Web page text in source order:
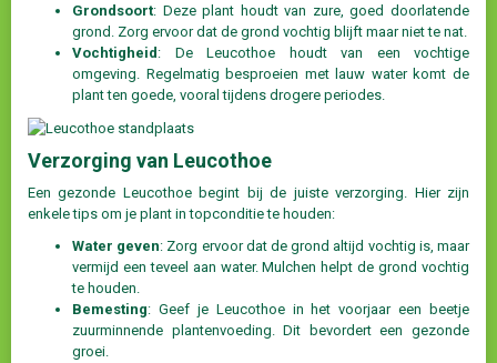
Grondsoort: Deze plant houdt van zure, goed doorlatende
grond. Zorg ervoor dat de grond vochtig blijft maar niet te nat.
Vochtigheid : De Leucothoe houdt van een vochtige
omgeving. Regelmatig besproeien met lauw water komt de
plant ten goede, vooral tijdens drogere periodes.
Verzorging van Leucothoe
Een gezonde Leucothoe begint bij de juiste verzorging. Hier zijn
enkele tips om je plant in topconditie te houden:
Water geven: Zorg ervoor dat de grond altijd vochtig is, maar
vermijd een teveel aan water. Mulchen helpt de grond vochtig
te houden.
Bemesting: Geef je Leucothoe in het voorjaar een beetje
zuurminnende plantenvoeding. Dit bevordert een gezonde
groei.